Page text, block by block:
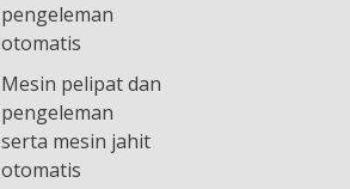
pengeleman
otomatis
Mesin pelipat dan
pengeleman
serta mesin jahit
otomatis